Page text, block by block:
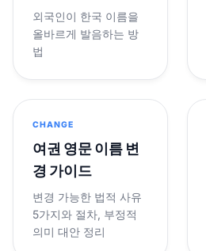
외국인이 한국 이름을
올바르게 발음하는 방
법
CHANGE
여권 영문 이름 변
경 가이드
변경 가능한 법적 사유
5가지와 절차, 부정적
의미 대안 정리